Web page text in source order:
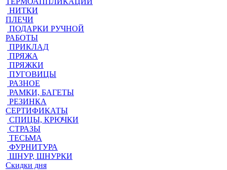
НИТКИ
ПЛЕЧИ
ПОДАРКИ РУЧНОЙ
РАБОТЫ
ПРИКЛАД
ПРЯЖА
ПРЯЖКИ
ПУГОВИЦЫ
РАЗНОЕ
РАМКИ, БАГЕТЫ
РЕЗИНКА
СЕРТИФИКАТЫ
СПИЦЫ, КРЮЧКИ
СТРАЗЫ
ТЕСЬМА
ФУРНИТУРА
ШНУР, ШНУРКИ
Скидки дня